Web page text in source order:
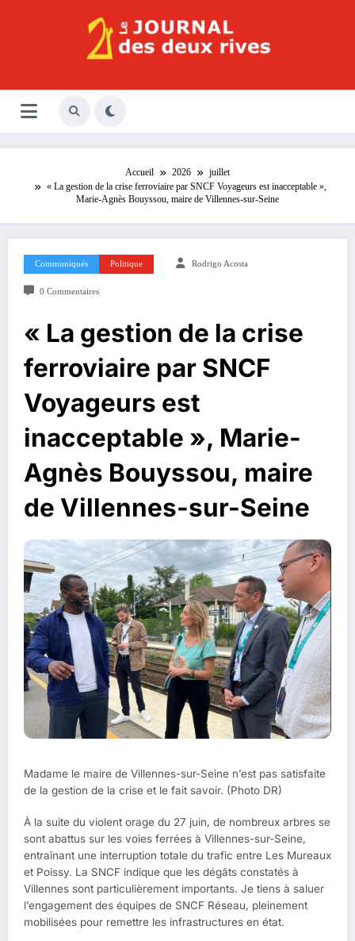
Le Journal des Deux Rives
Accueil 2026
juillet
« La gestion de la crise ferroviaire par SNCF Voyageurs est inacceptable »,
Marie-Agnès Bouyssou, maire de Villennes-sur-Seine
Communiqués Politique Rodrigo Acosta
0 Commentaires
« La gestion de la crise
ferroviaire par SNCF
Voyageurs est
inacceptable », Marie-
Agnès Bouyssou, maire
de Villennes-sur-Seine
Madame le maire de Villennes-sur-Seine n’est pas satisfaite
de la gestion de la crise et le fait savoir. (Photo DR)
À la suite du violent orage du 27 juin, de nombreux arbres se
sont abattus sur les voies ferrées à Villennes-sur-Seine,
entraînant une interruption totale du trafic entre Les Mureaux
et Poissy. La SNCF indique que les dégâts constatés à
Villennes sont particulièrement importants. Je tiens à saluer
l’engagement des équipes de SNCF Réseau, pleinement
mobilisées pour remettre les infrastructures en état.